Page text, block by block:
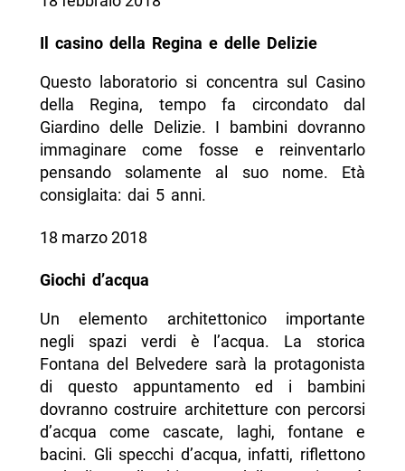
Il casino della Regina e delle Delizie
Questo laboratorio si concentra sul Casino
della Regina, tempo fa circondato dal
Giardino delle Delizie. I bambini dovranno
immaginare come fosse e reinventarlo
pensando solamente al suo nome. Età
consiglaita: dai 5 anni.
18 marzo 2018
Giochi d’acqua
Un elemento architettonico importante
negli spazi verdi è l’acqua. La storica
Fontana del Belvedere sarà la protagonista
di questo appuntamento ed i bambini
dovranno costruire architetture con percorsi
d’acqua come cascate, laghi, fontane e
bacini. Gli specchi d’acqua, infatti, riflettono